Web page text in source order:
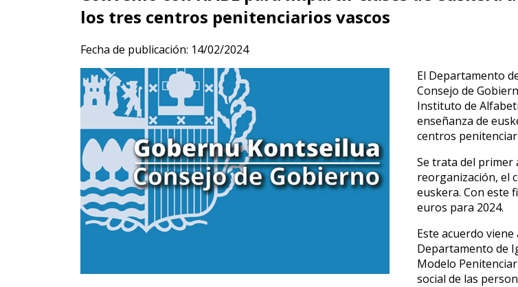
los tres centros penitenciarios vascos
Fecha de publicación: 14/02/2024
El Departamento
Consejo de
Instituto de
enseñanza de
centros
Se trata del primer
reorganización, el
euskera. Con este
euros para 2024.
Este acuerdo
Departamento de
Modelo
social de las